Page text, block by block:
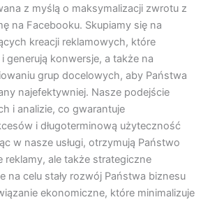
z myślą o maksymalizacji zwrotu z
na Facebooku. Skupiamy się na
kreacji reklamowych, które
generują konwersje, a także na
grup docelowych, aby Państwa
najefektywniej. Nasze podejście
i analizie, co gwarantuje
i długoterminową użyteczność
w nasze usługi, otrzymują Państwo
reklamy, ale także strategiczne
na celu stały rozwój Państwa biznesu
ekonomiczne, które minimalizuje